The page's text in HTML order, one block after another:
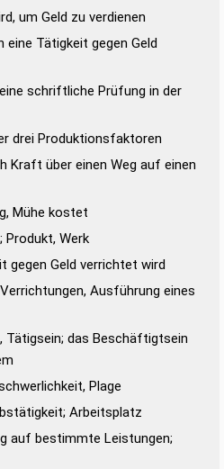
um Geld zu verdienen
eine Tätigkeit gegen Geld
schriftliche Prüfung in der
drei Produktionsfaktoren
Kraft über einen Weg auf einen
Mühe kostet
Produkt, Werk
gegen Geld verrichtet wird
Ausführung eines
Tätigsein; das Beschäftigtsein
Plage
Arbeitsplatz
auf bestimmte Leistungen;